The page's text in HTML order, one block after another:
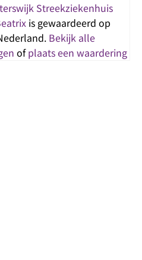
Streekziekenhuis
is gewaardeerd op
Bekijk alle
ofplaats een waardering